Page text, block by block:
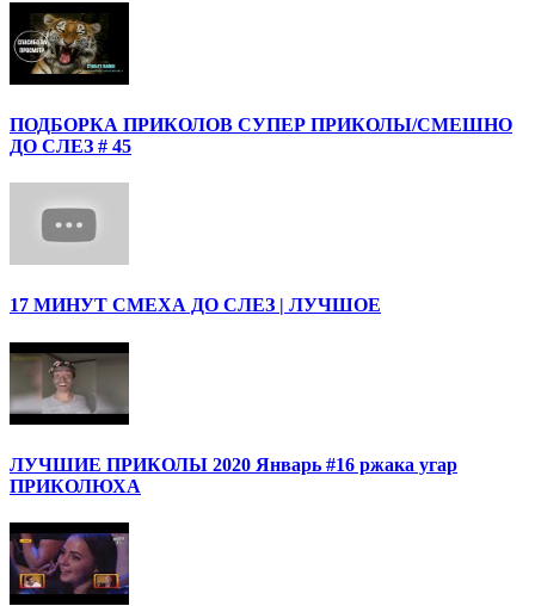
ПОДБОРКА ПРИКОЛОВ СУПЕР ПРИКОЛЫ/СМЕШНО
ДО СЛЕЗ # 45
17 МИНУТ СМЕХА ДО СЛЕЗ | ЛУЧШОЕ
ЛУЧШИЕ ПРИКОЛЫ 2020 Январь #16 ржака угар
ПРИКОЛЮХА